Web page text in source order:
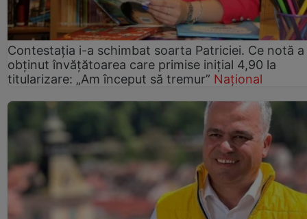
Contestația i-a schimbat soarta Patriciei. Ce notă a
obținut învățătoarea care primise inițial 4,90 la
titularizare: „Am început să tremur” Național